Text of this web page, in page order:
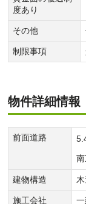
度あり
その他
制限事項
物件詳細情報
前面道路
建物構造
施工会社